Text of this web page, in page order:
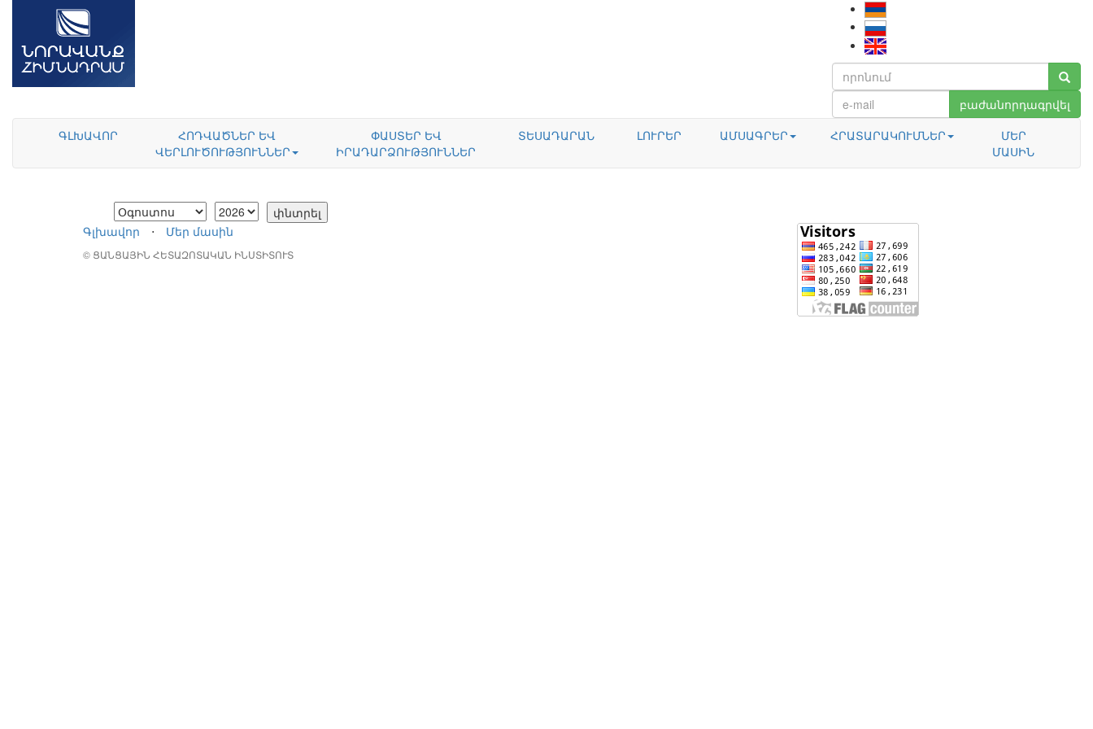
բաժանորդագրվել
ԳԼԽԱՎՈՐ
ՀՈԴՎԱԾՆԵՐ ԵՎ
ՎԵՐԼՈՒԾՈՒԹՅՈՒՆՆԵՐ
ՓԱՍՏԵՐ ԵՎ
ԻՐԱԴԱՐՁՈՒԹՅՈՒՆՆԵՐ
ՏԵՍԱԴԱՐԱՆ ԼՈՒՐԵՐ ԱՄՍԱԳՐԵՐ ՀՐԱՏԱՐԱԿՈՒՄՆԵՐ
ՄԵՐ
ՄԱՍԻՆ
Գլխավոր ⋅ Մեր մասին
© ՑԱՆՑԱՅԻՆ ՀԵՏԱԶՈՏԱԿԱՆ ԻՆՍՏԻՏՈՒՏ